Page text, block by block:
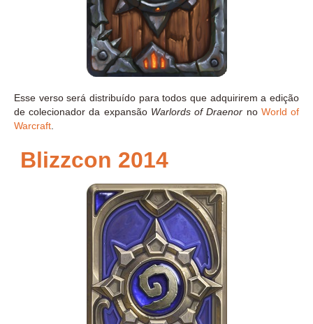
Esse verso será distribuído para todos que adquirirem a edição
de colecionador da expansão Warlords of Draenor no World of
Warcraft
Blizzcon 2014